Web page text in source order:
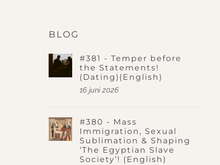
BLOG
#381 - Temper before
the Statements!
(Dating)(English)
16 juni 2026
#380 - Mass
Immigration, Sexual
Sublimation & Shaping
‘The Egyptian Slave
Society’! (English)